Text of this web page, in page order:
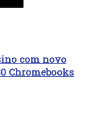
com novo
Chromebooks